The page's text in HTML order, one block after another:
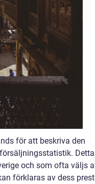
för att beskriva den
och som ofta väljs
förklaras av dess